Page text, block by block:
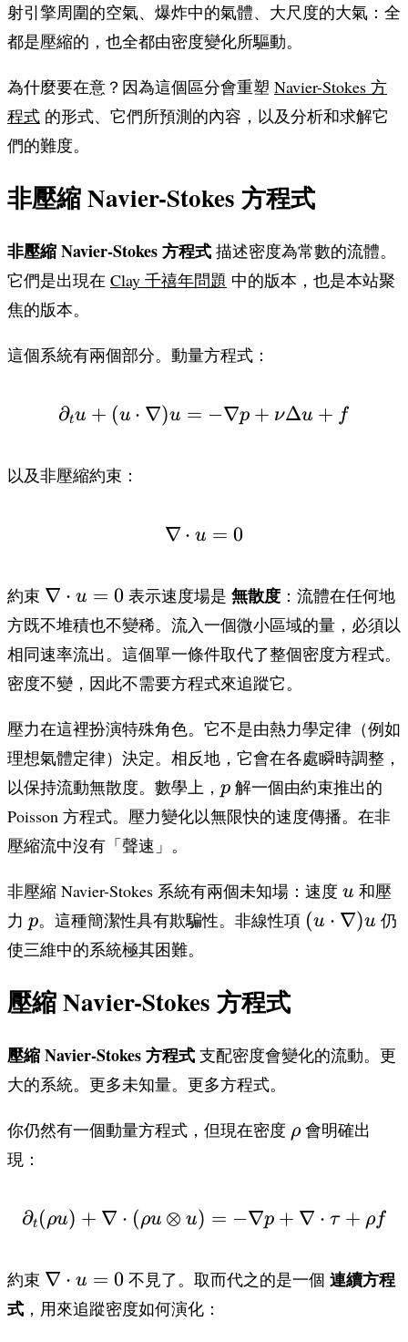
射引擎周圍的空氣、爆炸中的氣體、大尺度的大氣：全
都是壓縮的，也全都由密度變化所驅動。
為什麼要在意？因為這個區分會重塑 Navier-Stokes 方
程式 的形式、它們所預測的內容，以及分析和求解它
們的難度。
非壓縮 Navier-Stokes 方程式
非壓縮 Navier-Stokes 方程式 描述密度為常數的流體。
它們是出現在 Clay 千禧年問題 中的版本，也是本站聚
焦的版本。
這個系統有兩個部分。動量方程式：
\partial_t u + (u
∂tu + (u ⋅ ∇)u = −∇p + νΔu + f
以及非壓縮約束：
\nabla \cdot u = 0
∇ ⋅ u = 0
約束 \nabla
\cdot
u = 0
∇ ⋅ u = 0表示速度場是 無散度：流體在任何地
方既不堆積也不變稀。流入一個微小區域的量，必須以
相同速率流出。這個單一條件取代了整個密度方程式。
密度不變，因此不需要方程式來追蹤它。
壓力在這裡扮演特殊角色。它不是由熱力學定律（例如
理想氣體定律）決定。相反地，它會在各處瞬時調整，
以保持流動無散度。數學上， p
p 解一個由約束推出的
Poisson 方程式。壓力變化以無限快的速度傳播。在非
壓縮流中沒有「聲速」。
非壓縮 Navier-Stokes 系統有兩個未知場：速度 u
u 和壓
力 p
p。這種簡潔性具有欺騙性。非線性項 (u \cdot
(u ⋅ ∇)u 仍
使三維中的系統極其困難。
壓縮 Navier-Stokes 方程式
壓縮 Navier-Stokes 方程式 支配密度會變化的流動。更
大的系統。更多未知量。更多方程式。
你仍然有一個動量方程式，但現在密度 \rho
ρ會明確出
現：
\partial_t (\rho u) +
∂t (ρu) + ∇ ⋅ (ρu ⊗ u) = −∇p + ∇ ⋅ τ + ρf
約束 \nabla
\cdot
u = 0
∇ ⋅ u = 0不見了。取而代之的是一個 連續方程
式 ，用來追蹤密度如何演化：